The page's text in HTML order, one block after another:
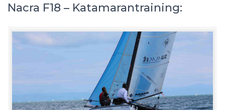
Nacra F18 – Katamarantraining: